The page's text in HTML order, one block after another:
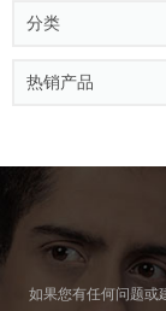
分类
热销产品
如果您有任何问题或